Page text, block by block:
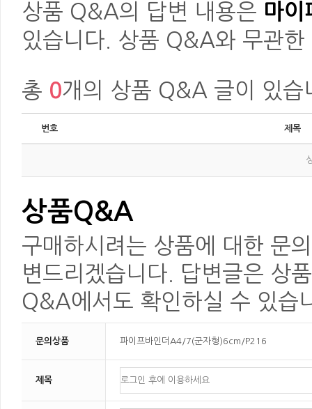
상품 Q&A의 답변 내용은 마
있습니다. 상품 Q&A와 무관
총 0개의 상품 Q&A 글이 있습
번호 제목
상품Q&A
구매하시려는 상품에 대한 문
변드리겠습니다. 답변글은 상
Q&A에서도 확인하실 수 있습
문의상품 파이프바인더A4/7(군자형)6cm/P216
제목